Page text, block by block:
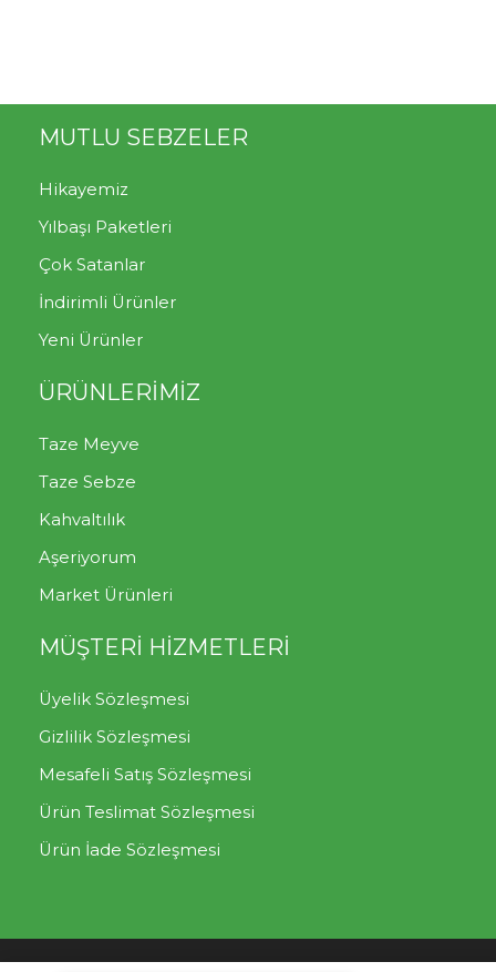
Tek Tıkla Ödeme Kolaylığı
MUTLU SEBZELER
Hikayemiz
Yılbaşı Paketleri
Çok Satanlar
İndirimli Ürünler
Yeni Ürünler
ÜRÜNLERİMİZ
Taze Meyve
Taze Sebze
Kahvaltılık
Aşeriyorum
Market Ürünleri
MÜŞTERİ HİZMETLERİ
Üyelik Sözleşmesi
Gizlilik Sözleşmesi
Mesafeli Satış Sözleşmesi
Ürün Teslimat Sözleşmesi
Ürün İade Sözleşmesi